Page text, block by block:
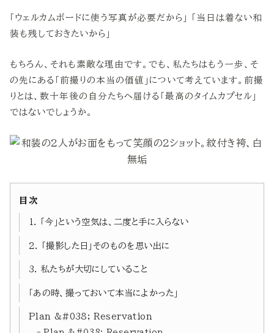
「ウェルカムボードに使う写真が必要だから」 「当日は着ない和
装も残しておきたいから」
もちろん、それも素敵な理由です。でも、私たちはもう一歩、そ
の先にある「前撮りの本当の価値」について考えています。前撮
りとは、数十年後の自分たちへ届ける「最高のタイムカプセル」
ではないでしょうか。
目次
1. 「今」という空気は、二度と手に入らない
2. 「撮影した日」そのものを思い出に
3. 私たちが大切にしていること
「あの時、撮っておいて本当によかった」
Plan &#038; Reservation